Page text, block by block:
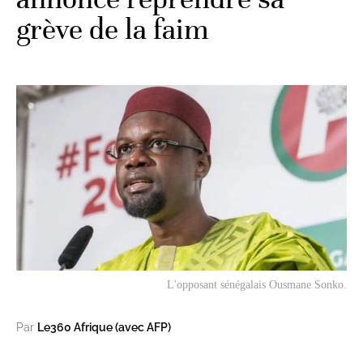
grève de la faim
L'opposant sénégalais Ousmane Sonko.
Par Le360 Afrique (avec AFP)